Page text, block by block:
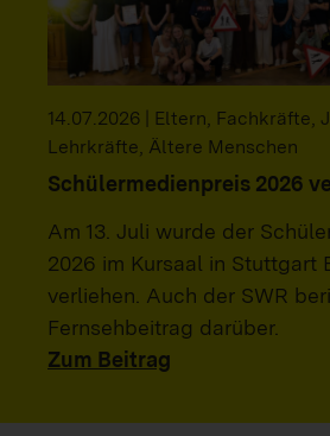
14.07.2026 | Eltern, Fachkräfte,
Lehrkräfte, Ältere Menschen
Schülermedienpreis 2026
Am 13. Juli wurde der
2026 im Kursaal in Stuttgart
verliehen. Auch der SWR
Fernsehbeitrag darüber.
Zum Beitrag